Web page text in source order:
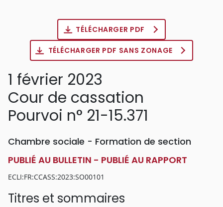
TÉLÉCHARGER PDF
TÉLÉCHARGER PDF SANS ZONAGE
1 février 2023
Cour de cassation
Pourvoi n° 21-15.371
Chambre sociale - Formation de section
PUBLIÉ AU BULLETIN - PUBLIÉ AU RAPPORT
ECLI:FR:CCASS:2023:SO00101
Titres et sommaires